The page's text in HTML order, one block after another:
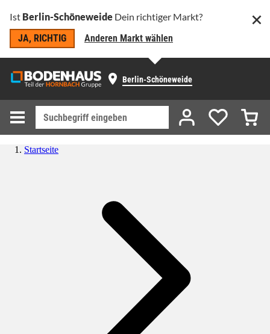
Ist Berlin-Schöneweide Dein richtiger Markt?
JA, RICHTIG
Anderen Markt wählen
Berlin-Schöneweide
Startseite